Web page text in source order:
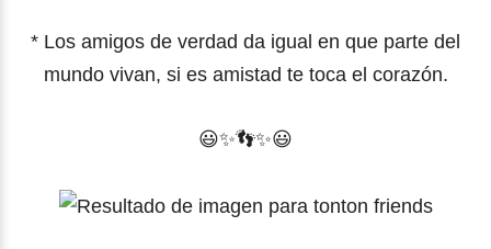
* Los amigos de verdad da igual en que parte del
mundo vivan, si es amistad te toca el corazón.
😃✨👣✨😃